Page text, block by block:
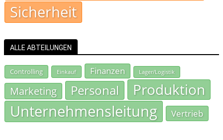
Sicherheit
ALLE ABTEILUNGEN
Controlling Einkauf Finanzen Lager/Logistik
Marketing Personal Produktion
Unternehmensleitung Vertrieb